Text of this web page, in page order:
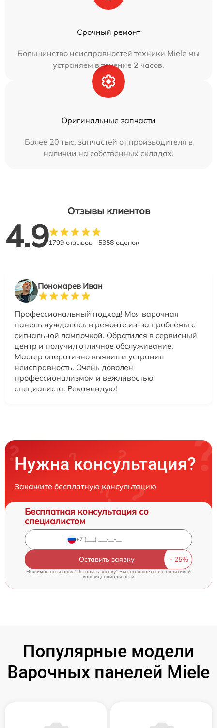
Срочный ремонт
Большинство неисправностей техники Miele мы
устраняем в течение 2 часов.
Оригинальные запчасти
Более 20 тыс. запчастей от производителя в
наличии на собственных складах.
Отзывы клиентов
4.91799 отзывов 5358 оценок
Пономарев Иван
Профессиональный подход! Моя варочная
панель нуждалась в ремонте из-за проблемы с
сигнальной лампочкой. Обратился в сервисный
центр и получил отличное обслуживание.
Мастер оперативно выявил и устранил
неисправность. Очень доволен
профессионализмом и вежливостью
специалиста. Рекомендую!
Нужна консультация?
Закажите бесплатную консультацию
Бесплатная консультация со
специалистом
Оставить заявку
Нажимая на кнопку "Оставить заявку" Вы соглашаетесь cполитикой
конфиденциальности
Популярные модели
Варочных панелей Miele